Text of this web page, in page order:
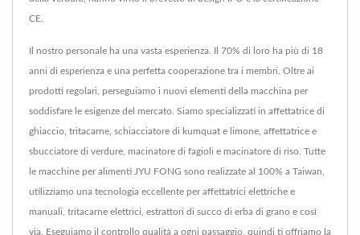
CE.
Il nostro personale ha una vasta esperienza. Il 70% di loro ha più di 18
anni di esperienza e una perfetta cooperazione tra i membri. Oltre ai
prodotti regolari, perseguiamo i nuovi elementi della macchina per
soddisfare le esigenze del mercato. Siamo specializzati in affettatrice di
ghiaccio, tritacarne, schiacciatore di kumquat e limone, affettatrice e
sbucciatore di verdure, macinatore di fagioli e macinatore di riso. Tutte
le macchine per alimenti JYU FONG sono realizzate al 100% a Taiwan,
utilizziamo una tecnologia eccellente per affettatrici elettriche e
manuali, tritacarne elettrici, estrattori di succo di erba di grano e così
via. Eseguiamo il controllo qualità a ogni passaggio, quindi ti offriamo la